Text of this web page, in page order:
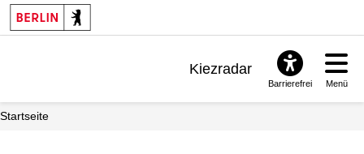
Kiezradar
Barrierefrei Menü
Startseite